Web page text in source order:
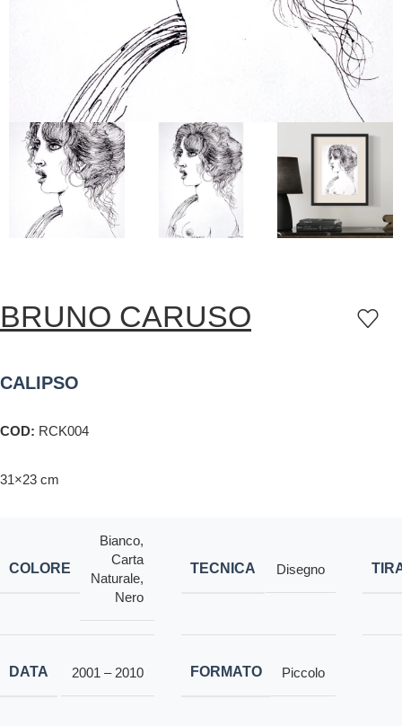
BRUNO CARUSO
CALIPSO
COD: RCK004
31×23 cm
COLORE
Bianco,
Carta
Naturale,
Nero
TECNICA Disegno
DATA 2001 – 2010 FORMATO Piccolo